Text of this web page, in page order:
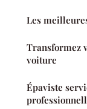
Les
Transformez
voiture
Épaviste